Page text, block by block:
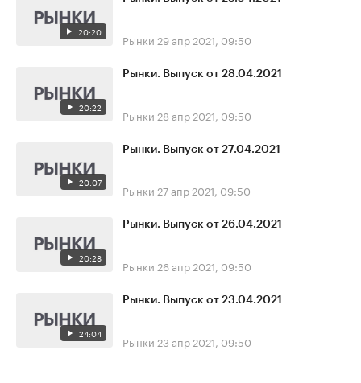
20:20 Рынки 29 апр 2021, 09:50
20:22
Рынки. Выпуск от 28.04.2021
Рынки 28 апр 2021, 09:50
20:07
Рынки. Выпуск от 27.04.2021
Рынки 27 апр 2021, 09:50
20:28
Рынки. Выпуск от 26.04.2021
Рынки 26 апр 2021, 09:50
24:04
Рынки. Выпуск от 23.04.2021
Рынки 23 апр 2021, 09:50